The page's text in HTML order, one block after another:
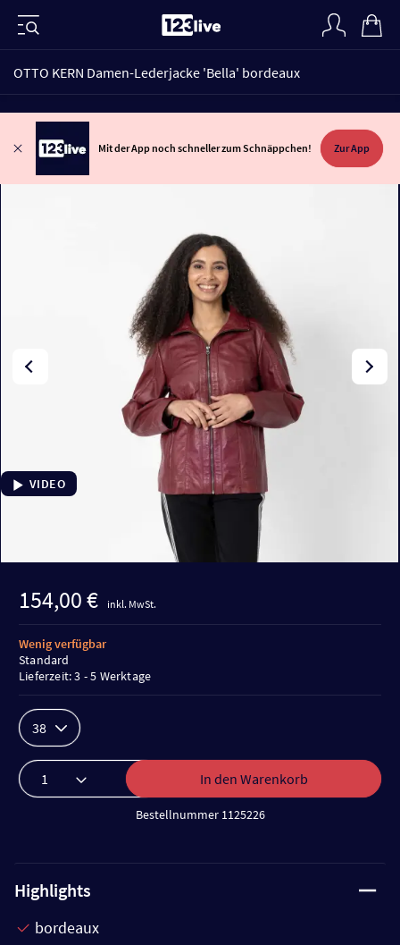
OTTO KERN Damen-Lederjacke 'Bella' bordeaux
Mit der App noch schneller zum Schnäppchen! Zur App
VIDEO
154,00 € inkl. MwSt.
38
In den Warenkorb
Bestellnummer 1125226
Wenig verfügbar
Standard
Lieferzeit: 3 - 5 Werktage
Highlights
bordeaux